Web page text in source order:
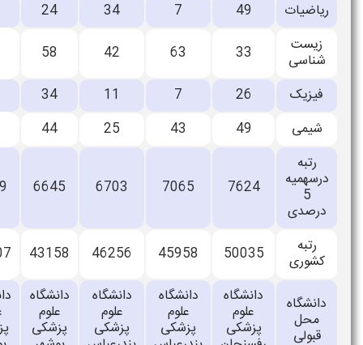
49
26
7624
7065
6703
6645
4859
50035
45958
46256
43158
33207
دانشگاه
علوم
پزشکی
دانشگاه
پزشکی
دانشگاه
پزشکی
دانشگاه
پزشکی
دانشگاه
علوم
پزشکی